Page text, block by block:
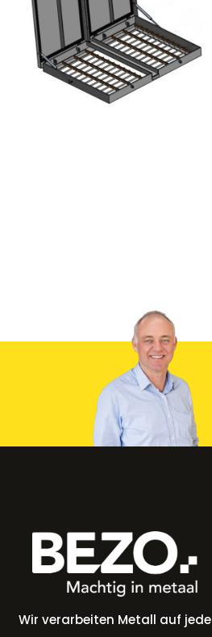
Wir verarbeiten Metall auf jede